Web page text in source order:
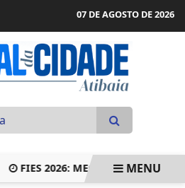
07 DE AGOSTO DE 2026
FIES 2026: MEC CONVOCA ATÉ 29
MENU